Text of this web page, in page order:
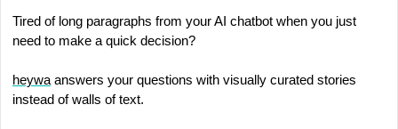
Tired of long paragraphs from your AI chatbot when you just
need to make a quick decision?
heywa answers your questions with visually curated stories
instead of walls of text.